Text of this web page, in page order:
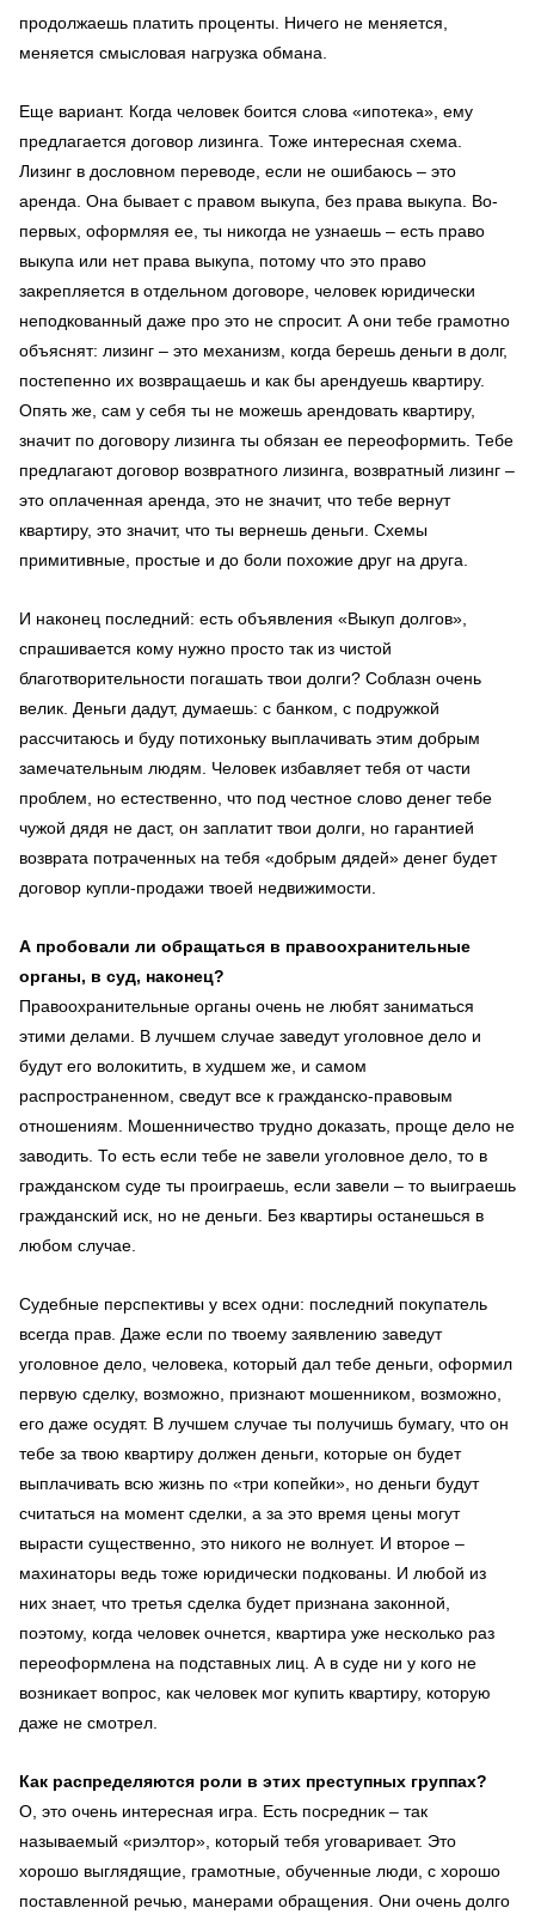
продолжаешь платить проценты. Ничего не меняется,
меняется смысловая нагрузка обмана.
Еще вариант. Когда человек боится слова «ипотека», ему
предлагается договор лизинга. Тоже интересная схема.
Лизинг в дословном переводе, если не ошибаюсь – это
аренда. Она бывает с правом выкупа, без права выкупа. Во-
первых, оформляя ее, ты никогда не узнаешь – есть право
выкупа или нет права выкупа, потому что это право
закрепляется в отдельном договоре, человек юридически
неподкованный даже про это не спросит. А они тебе грамотно
объяснят: лизинг – это механизм, когда берешь деньги в долг,
постепенно их возвращаешь и как бы арендуешь квартиру.
Опять же, сам у себя ты не можешь арендовать квартиру,
значит по договору лизинга ты обязан ее переоформить. Тебе
предлагают договор возвратного лизинга, возвратный лизинг –
это оплаченная аренда, это не значит, что тебе вернут
квартиру, это значит, что ты вернешь деньги. Схемы
примитивные, простые и до боли похожие друг на друга.
И наконец последний: есть объявления «Выкуп долгов»,
спрашивается кому нужно просто так из чистой
благотворительности погашать твои долги? Соблазн очень
велик. Деньги дадут, думаешь: с банком, с подружкой
рассчитаюсь и буду потихоньку выплачивать этим добрым
замечательным людям. Человек избавляет тебя от части
проблем, но естественно, что под честное слово денег тебе
чужой дядя не даст, он заплатит твои долги, но гарантией
возврата потраченных на тебя «добрым дядей» денег будет
договор купли-продажи твоей недвижимости.
А пробовали ли обращаться в правоохранительные
органы, в суд, наконец?
Правоохранительные органы очень не любят заниматься
этими делами. В лучшем случае заведут уголовное дело и
будут его волокитить, в худшем же, и самом
распространенном, сведут все к гражданско-правовым
отношениям. Мошенничество трудно доказать, проще дело не
заводить. То есть если тебе не завели уголовное дело, то в
гражданском суде ты проиграешь, если завели – то выиграешь
гражданский иск, но не деньги. Без квартиры останешься в
любом случае.
Судебные перспективы у всех одни: последний покупатель
всегда прав. Даже если по твоему заявлению заведут
уголовное дело, человека, который дал тебе деньги, оформил
первую сделку, возможно, признают мошенником, возможно,
его даже осудят. В лучшем случае ты получишь бумагу, что он
тебе за твою квартиру должен деньги, которые он будет
выплачивать всю жизнь по «три копейки», но деньги будут
считаться на момент сделки, а за это время цены могут
вырасти существенно, это никого не волнует. И второе –
махинаторы ведь тоже юридически подкованы. И любой из
них знает, что третья сделка будет признана законной,
поэтому, когда человек очнется, квартира уже несколько раз
переоформлена на подставных лиц. А в суде ни у кого не
возникает вопрос, как человек мог купить квартиру, которую
даже не смотрел.
Как распределяются роли в этих преступных группах?
О, это очень интересная игра. Есть посредник – так
называемый «риэлтор», который тебя уговаривает. Это
хорошо выглядящие, грамотные, обученные люди, с хорошо
поставленной речью, манерами обращения. Они очень долго